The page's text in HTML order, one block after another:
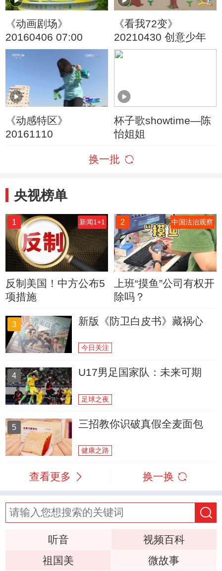
《动画剧场》
20160406 07:00
《看我72变》
20210430 创意少年
《动感特区》
20161110
杯子歌showtime—陈
怡姐姐
换一批
央视榜单
1 新闻1+1
反制美国！中方公布5
项措施
2 中国法治观察
上班“摸鱼”公司有权开
除吗？
3 新版《防卫白皮书》藏祸心
今日关注
4 U17男足国家队：未来可期
足球之夜
5 三招教你识破真假全麦面包
健康之路
查看更多 换一换
听音
视频百科
祖国美
微故事